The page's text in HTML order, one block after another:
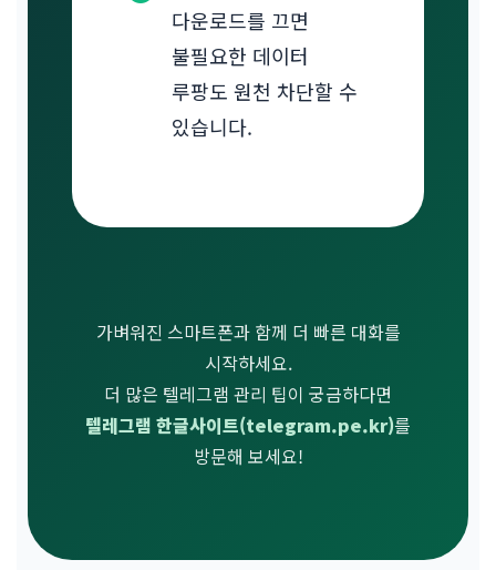
다운로드를 끄면
불필요한 데이터
루팡도 원천 차단할 수
있습니다.
가벼워진 스마트폰과 함께 더 빠른 대화를
시작하세요.
더 많은 텔레그램 관리 팁이 궁금하다면
텔레그램 한글사이트(telegram.pe.kr)를
방문해 보세요!